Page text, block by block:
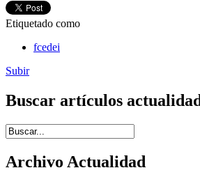
Etiquetado como
fcedei
Subir
Buscar artículos actualidad
Introduce términos de búsqueda
Archivo Actualidad